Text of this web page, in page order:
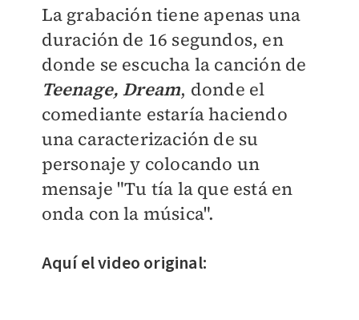
La grabación tiene apenas una
duración de 16 segundos, en
donde se escucha la canción de
Teenage, Dream, donde el
comediante estaría haciendo
una caracterización de su
personaje y colocando un
mensaje "Tu tía la que está en
onda con la música".
Aquí el video original: